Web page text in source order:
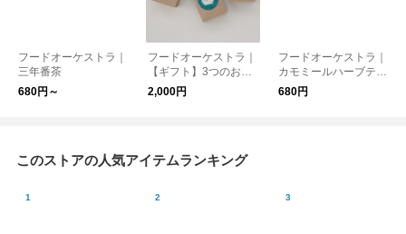
フードオーケストラ｜
三年番茶
680円～
フードオーケストラ｜
【ギフト】3つのお茶
を楽しむセット
2,000円
フードオーケストラ｜
カモミールハーブティ
ー
680円
このストアの人気アイテムランキング